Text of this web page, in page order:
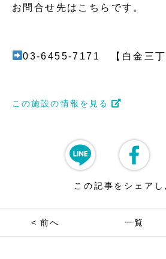
お問合せ先はこちらです。
03-6455-7171 【白金三丁
この施設の情報を見る
この記事をシェアし
< 前へ 一覧